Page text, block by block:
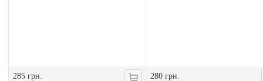
285 грн. 280 грн.